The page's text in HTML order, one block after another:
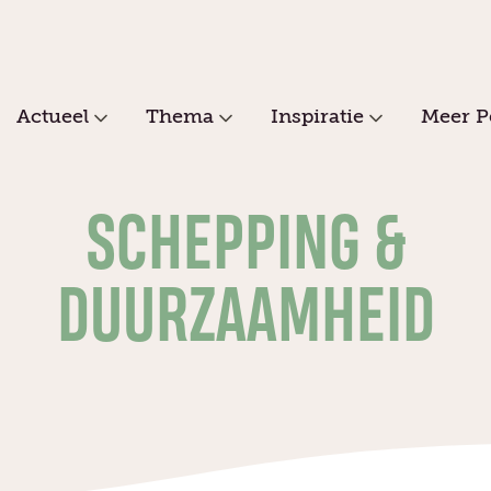
Actueel Thema Inspiratie Meer
SCHEPPING &
DUURZAAMHEID